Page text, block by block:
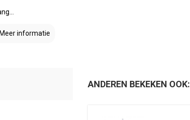
Meer informatie
ANDEREN BEKEKEN OOK: